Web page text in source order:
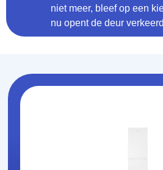
niet meer, bleef op een
nu opent de deur